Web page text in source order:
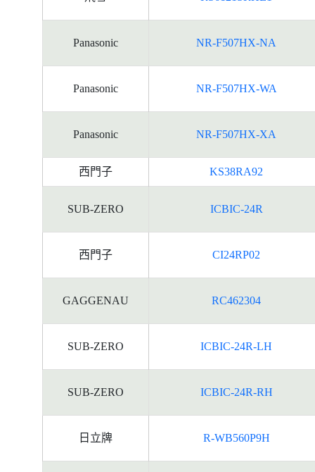
Panasonic NR-F507HX-NA
Panasonic NR-F507HX-WA
Panasonic NR-F507HX-XA
西門子 KS38RA92
SUB-ZERO ICBIC-24R
西門子 CI24RP02
GAGGENAU RC462304
SUB-ZERO ICBIC-24R-LH
SUB-ZERO ICBIC-24R-RH
日立牌 R-WB560P9H